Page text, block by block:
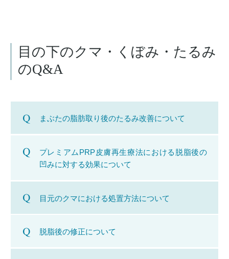
目の下のクマ・くぼみ・たるみ
のQ&A
まぶたの脂肪取り後のたるみ改善について
プレミアムPRP皮膚再生療法における脱脂後の
凹みに対する効果について
目元のクマにおける処置方法について
脱脂後の修正について